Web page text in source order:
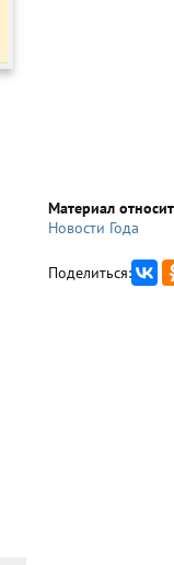
Материал
Новости Года
Поделиться: